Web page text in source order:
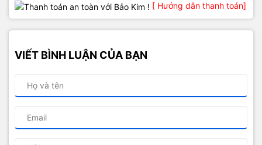
[ Hướng dẫn thanh toán]
VIẾT BÌNH LUẬN CỦA BẠN